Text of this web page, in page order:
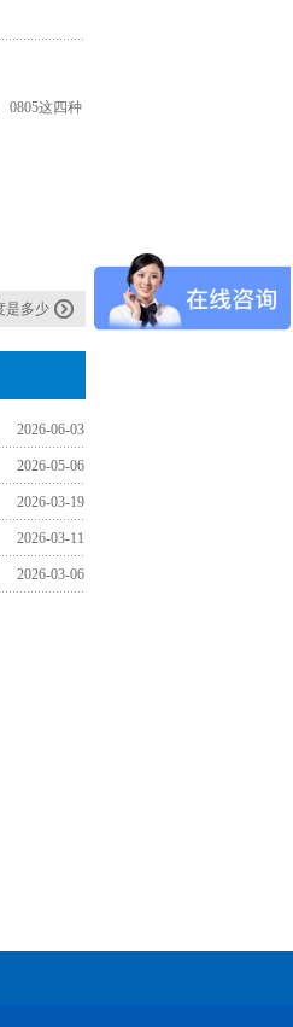
0805这四种
是多少
2026-06-03
2026-05-06
2026-03-19
2026-03-11
2026-03-06